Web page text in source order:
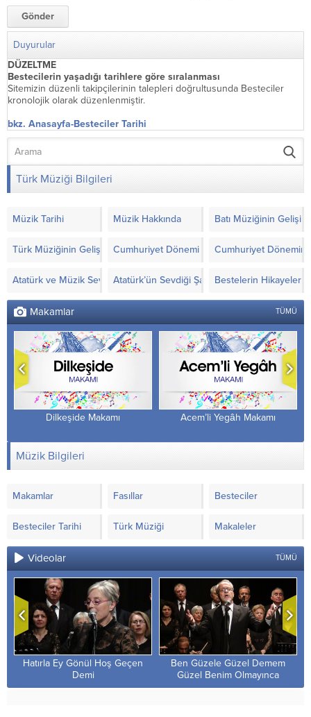
Duyurular
DÜZELTME
Bestecilerin yaşadığı tarihlere göre sıralanması
Sitemizin düzenli takipçilerinin talepleri doğrultusunda Besteciler
kronolojik olarak düzenlenmiştir.
bkz. Anasayfa-Besteciler Tarihi
Türk Müziği Bilgileri
Müzik Tarihi Müzik Hakkında Batı Müziğinin Gelişimi
Türk Müziğinin Gelişimi Cumhuriyet Dönemi Türk Müziği’nde
Cumhuriyet
Atatürk ve Müzik SevgisiAtatürk’ün Sevdiği Şarkılar ve Notaları
Bestelerin Hikayeleri
Makamlar TÜMÜ
Dilkeşide Makamı Acem’li Yegâh Makamı
Müzik Bilgileri
Makamlar Fasıllar Besteciler
Besteciler Tarihi Türk Müziği Makaleler
Videolar TÜMÜ
Hatırla Ey Gönül Hoş Geçen
Demi
Ben Güzele Güzel Demem
Güzel Benim Olmayınca